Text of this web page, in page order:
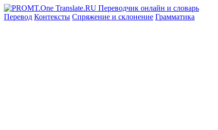
Перевод Контексты Спряжение и склонение Грамматика